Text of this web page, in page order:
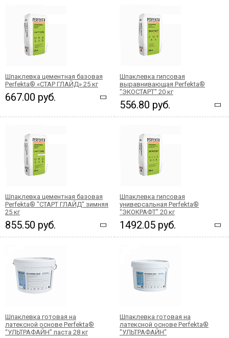
Шпаклевка цементная базовая
Perfekta® «СТАР ГЛАЙД» 25 кг
667.00 руб.
Шпаклевка гипсовая
выравнивающая Perfekta®
"ЭКОСТАРТ" 20 кг
556.80 руб.
Шпаклевка цементная базовая
Perfekta® "СТАРТ ГЛАЙД" зимняя
25 кг
855.50 руб.
Шпаклевка гипсовая
универсальная Perfekta®
“ЭКОКРАФТ” 20 кг
1492.05 руб.
Шпаклевка готовая на
латексной основе Perfekta®
“УЛЬТРАФАЙН” паста 28 кг
Шпаклевка готовая на
латексной основе Perfekta®
"УЛЬТРАФАЙН"